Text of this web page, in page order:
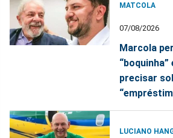
MATCOLA
07/08/2026
Marcola
precisar
LUCIANO